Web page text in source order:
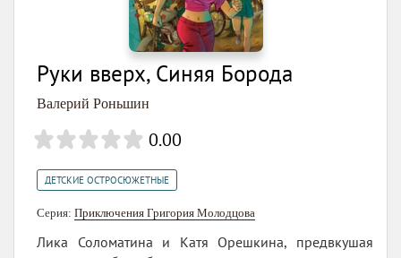
Руки вверх, Синяя Борода
Валерий Роньшин
0.00
ДЕТСКИЕ ОСТРОСЮЖЕТНЫЕ
Серия: Приключения Григория Молодцова
Лика Соломатина и Катя Орешкина, предвкушая